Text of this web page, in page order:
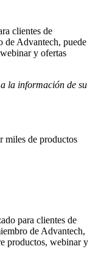
clientes de
de Advantech, puede
y ofertas
la información de su
miles de productos
para clientes de
de Advantech,
productos, webinar y